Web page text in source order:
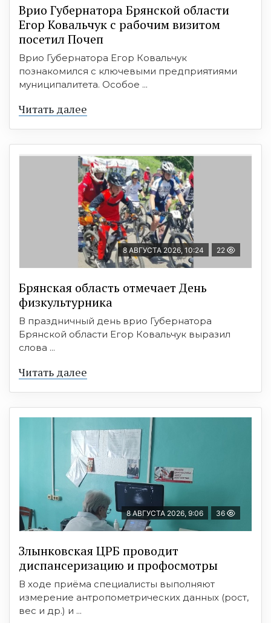
Врио Губернатора Брянской области
Егор Ковальчук с рабочим визитом
посетил Почеп
Врио Губернатора Егор Ковальчук
познакомился с ключевыми предприятиями
муниципалитета. Особое ...
Читать далее
8 АВГУСТА 2026, 10:24 22
Брянская область отмечает День
физкультурника
В праздничный день врио Губернатора
Брянской области Егор Ковальчук выразил
слова ...
Читать далее
8 АВГУСТА 2026, 9:06 36
Злынковская ЦРБ проводит
диспансеризацию и профосмотры
В ходе приёма специалисты выполняют
измерение антропометрических данных (рост,
вес и др.) и ...